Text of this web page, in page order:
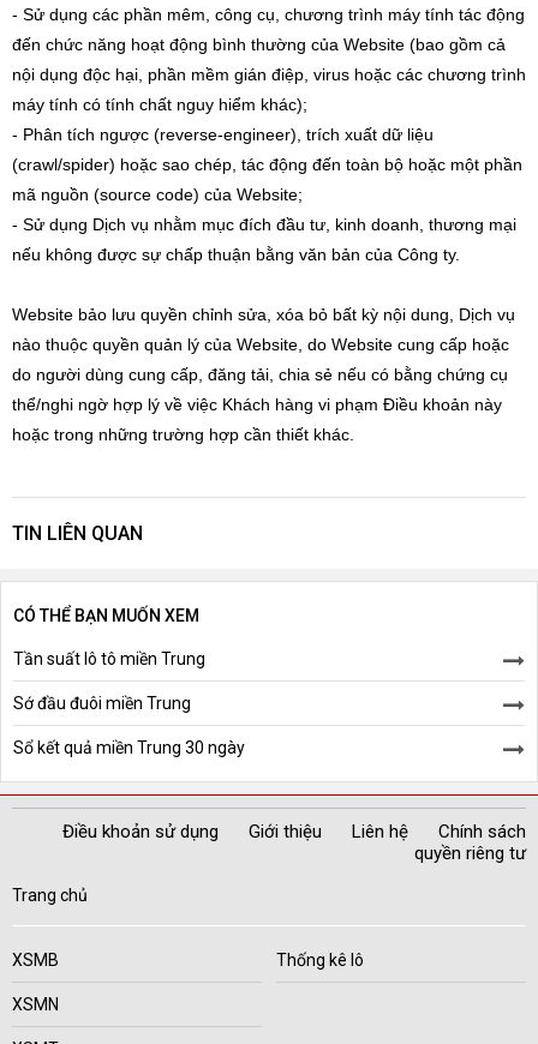
- Sử dụng các phần mêm, công cụ, chương trình máy tính tác động
đến chức năng hoạt động bình thường của Website (bao gồm cả
nội dụng độc hại, phần mềm gián điệp, virus hoặc các chương trình
máy tính có tính chất nguy hiểm khác);
- Phân tích ngược (reverse-engineer), trích xuất dữ liệu
(crawl/spider) hoặc sao chép, tác động đến toàn bộ hoặc một phần
mã nguồn (source code) của Website;
- Sử dụng Dịch vụ nhằm mục đích đầu tư, kinh doanh, thương mại
nếu không được sự chấp thuận bằng văn bản của Công ty.
Website bảo lưu quyền chỉnh sửa, xóa bỏ bất kỳ nội dung, Dịch vụ
nào thuộc quyền quản lý của Website, do Website cung cấp hoặc
do người dùng cung cấp, đăng tải, chia sẻ nếu có bằng chứng cụ
thể/nghi ngờ hợp lý về việc Khách hàng vi phạm Điều khoản này
hoặc trong những trường hợp cần thiết khác.
TIN LIÊN QUAN
CÓ THỂ BẠN MUỐN XEM
Tần suất lô tô miền Trung
Sớ đầu đuôi miền Trung
Sổ kết quả miền Trung 30 ngày
Điều khoản sử dụng Giới thiệu Liên hệ
Chính sách
quyền riêng tư
Trang chủ
XSMB
XSMN
Thống kê lô